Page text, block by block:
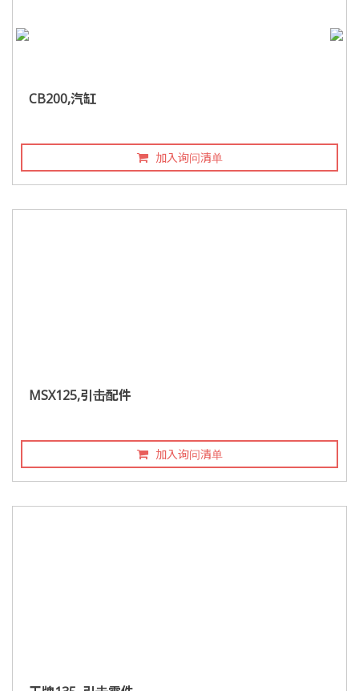
CB200,汽缸
加入询问清单
MSX125,引击配件
加入询问清单